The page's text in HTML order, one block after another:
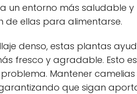
un entorno más saludable y
de ellas para alimentarse.
denso, estas plantas
fresco y agradable. Esto es
Mantener camelias
que sigan